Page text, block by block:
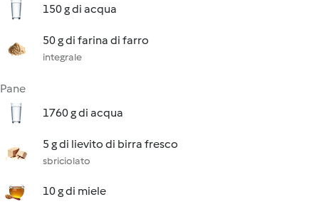
150 g di acqua
50 g di farina di farro
integrale
Pane
1760 g di acqua
5 g di lievito di birra fresco
sbriciolato
10 g di miele